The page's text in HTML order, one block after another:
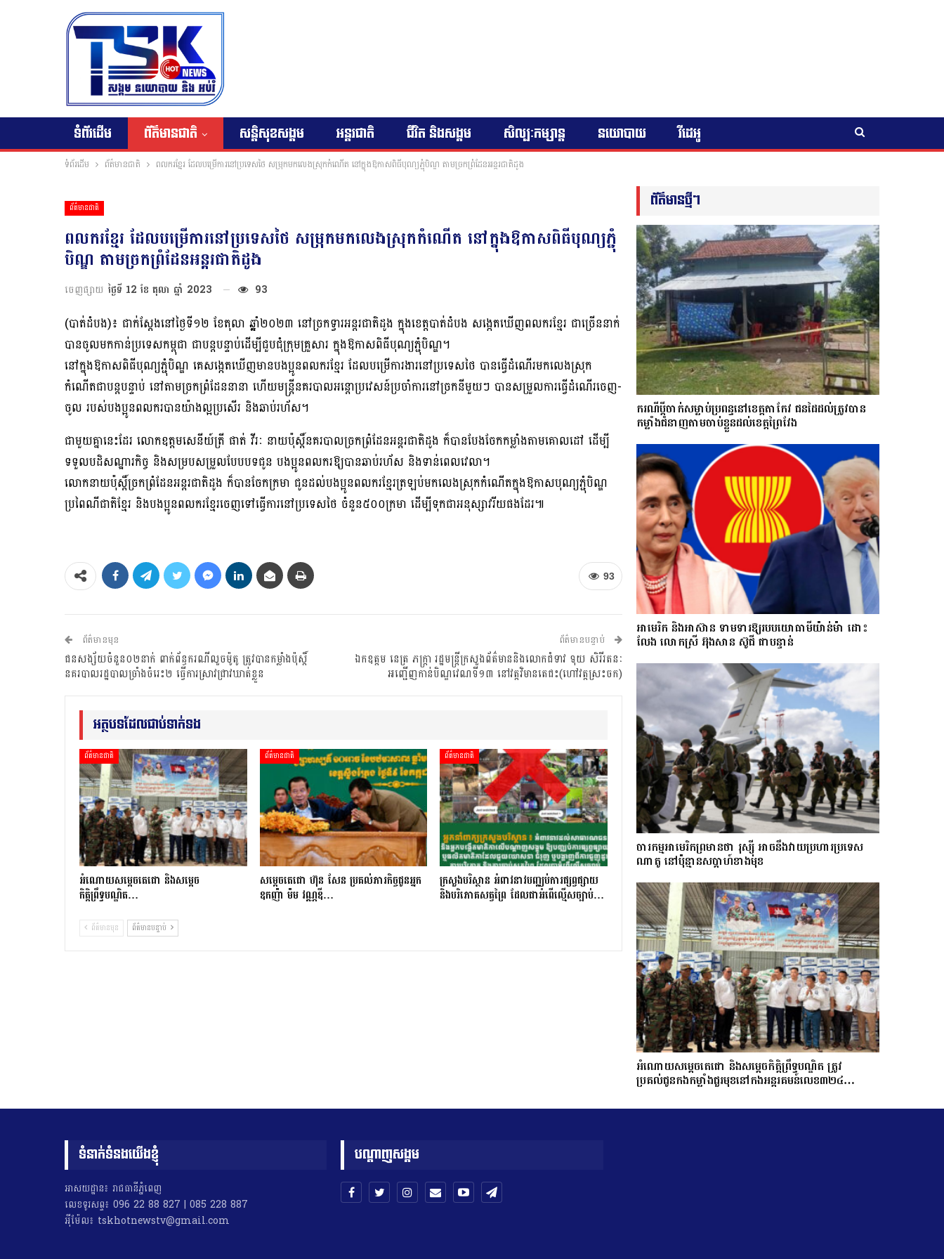
ទំព័រដើម ព័ត៌មានជាតិ សន្តិសុខសង្គម អន្តរជាតិ ជីវិត និងសង្គម សិល្បៈកម្សាន្ត នយោបាយ វីដេអូ
ទំព័រដើម ព័ត៌មានជាតិ ពលករខ្មែរ ដែលបម្រើការនៅប្រទេសថៃ សម្រុកមកលេងស្រុកកំណើត នៅក្នុងឱកាសពិធីបុណ្យភ្ជុំបិណ្ឌ តាមច្រកព្រំដែនអន្តរជាតិដូង
ព័ត៌មានជាតិ
ពលករខ្មែរ ដែលបម្រើការនៅប្រទេសថៃ សម្រុកមកលេងស្រុកកំណើត នៅក្នុងឱកាសពិធីបុណ្យភ្ជុំ
បិណ្ឌ តាមច្រកព្រំដែនអន្តរជាតិដូង
ចេញផ្សាយ ថ្ងៃទី 12 ខែ តុលា ឆ្នាំ 2023 93
(បាត់ដំបង)៖ ជាក់ស្តែងនៅថ្ងៃទី១២ ខែតុលា ឆ្ឆ្នាំ២០២៣ នៅច្រកទ្វារអន្តរជាតិដូង ក្នុងខេត្តបាត់ដំបង សង្កេតឃើញពលករខ្មែរ ជាច្រើននាក់
បានចូលមកកាន់ប្រទេសកម្ពុជា ជាបន្តបន្ទាប់ដើម្បីជួបជុំក្រុមគ្រួសារ ក្នុងឱកាសពិធីបុណ្យភ្ជុំបិណ្ឌ។
នៅក្នុងឱកាសពិធីបុណ្យភ្ជុំបិណ្ឌ គេសង្កេតឃើញមានបងប្អូនពលករខ្មែរ ដែលបម្រើការងារនៅប្រទេសថៃ បានធ្វើដំណើរមកលេងស្រុក
កំណើតជាបន្តបន្ទាប់ នៅតាមច្រកព្រំដែននានា ហើយមន្ត្រីនគរបាលអន្តោប្រវេសន៍ប្រចាំការនៅច្រកនីមួយៗ បានសម្រួលការធ្វើដំណើរចេញ-
ចូល របស់បងប្អូនពលករបានយ៉ាងល្អប្រសើរ និងឆាប់រហ័ស។
ជាមួយគ្នានេះដែរ លោកឧត្តមសេនីយ៍ត្រី ផាត់ វីរៈ នាយប៉ុស្តិ៍នគរបាលច្រកព្រំដែនអន្តរជាតិដូង ក៏បានបែងចែកកម្លាំងតាមគោលដៅ ដើម្បី
ទទួលបដិសណ្ឋារកិច្ច និងសម្របសម្រួលបែបបទជូន បងប្អូនពលករឱ្យបានឆាប់រហ័ស និងទាន់ពេលវេលា។
លោកនាយប៉ុស្តិ៍ច្រកព្រំដែនអន្តរជាតិដូង ក៏បានចែកក្រមា ជូនដល់បងប្អូនពលករខ្មែរត្រឡប់មកលេងស្រុកកំណើតក្នុងឱកាសបុណ្យភ្ជុំបិណ្ឌ
ប្រពៃណីជាតិខ្មែរ និងបងប្អូនពលករខ្មែរចេញទៅធ្វើការនៅប្រទេសថៃ ចំនួន៥០០ក្រមា ដើម្បីទុកជាអនុស្សាវរីយផងដែរ៕
93
ព័ត៌មានមុន
ជនសង្ស័យចំនួន០២នាក់ ពាក់ព័ន្ធករណីលួចម៉ូតូ ត្រូវបានកម្លាំងប៉ុស្ដិ៍
នគរបាលរដ្ឋបាលច្រាំងចំរេះ២ ធ្វើការស្រាវជ្រាវឃាត់ខ្លួន
ព័ត៌មានបន្ទាប់
ឯកឧត្តម នេត្រ ភក្ត្រា រដ្ឋមន្រ្តីក្រសួងព័ត៌មាននិងលោកជំទាវ ទុយ សិរីរតនៈ
អញ្ជើញកាន់បិណ្ឌវេណទី១៣ នៅវត្តវិមានតេជះ(ហៅវត្តស្រះចក)
អត្ថបទដែលជាប់ទាក់ទង
ព័ត៌មានជាតិ
អំណោយសម្តេចតេជោ និងសម្តេច
កិត្តិព្រឹទ្ធបណ្ឌិត…
ព័ត៌មានជាតិ
សម្តេចតេជោ ហ៊ុន សែន ប្រគល់ភារកិច្ចជូនអ្នក
ឧកញ៉ា ម៉ម វណ្ណឌី…
ព័ត៌មានជាតិ
ក្រសួងបរិស្ថាន អំពាវនាវបញ្ឈប់ការផ្សព្វផ្សាយ
និងបរិភោគសត្វព្រៃ ដែលជាអំពើល្មើសច្បាប់…
ព័ត៌មានមុន ព័ត៌មានបន្ទាប់
ព័ត៌មានថ្មីៗ
ករណីប្ដីចាក់សម្លាប់ប្រពន្ធនៅខេត្តតាកែវ ជនដៃដល់ត្រូវបាន
កម្លាំងជំនាញតាមចាប់ខ្លួនដល់ខេត្តព្រៃវែង
អាមេរិក និងអាស៊ាន ទាមទារឱ្យ​របបយោធាមីយ៉ាន់ម៉ា​ ដោះ​
លែង​ លោកស្រី អ៊ុងសាន ស៊ូជី ជា​បន្ទាន់
ចារកម្ម​អាមេរិក​ព្រមាន​ថា​ រុស្ស៊ី​ អាចនឹងវាយប្រហារប្រទេស​​
ណា​តូ ​នៅ​ប៉ុន្មាន​សប្តាហ៍​​ខាង​មុខ​​
អំណោយសម្តេចតេជោ និងសម្តេចកិត្តិព្រឹទ្ធបណ្ឌិត ត្រូវ
ប្រគល់ជូនកងកម្លាំងជួរមុខនៅកងអន្តរគមន៍លេខ៣២៤…
ទំនាក់ទំនងយើងខ្ញុំ
អាសយដ្ឋាន៖ រាជធានីភ្នំពេញ
លេខទូរសព្ទ៖ 096 22 88 827 | 085 228 887
អុីម៉ែល៖ tskhotnewstv@gmail.com
បណ្តាញសង្គម